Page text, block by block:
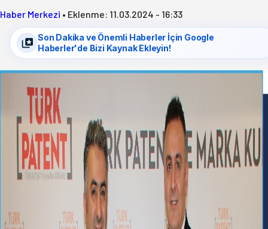
Haber Merkezi • Eklenme: 11.03.2024 - 16:33
Son Dakika ve Önemli Haberler İçin Google
Haberler'de Bizi Kaynak Ekleyin!